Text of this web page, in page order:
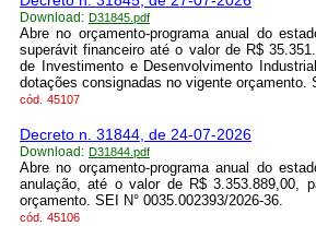
Download: D31845.pdf
Abre no orçamento-programa anual do
superávit financeiro até o valor de R$
de Investimento e Desenvolvimento
dotações consignadas no vigente orçamento.
cód. 45107
Decreto n. 31844, de 24-07-2026
Download: D31844.pdf
Abre no orçamento-programa anual do
anulação, até o valor de R$ 3.353.889,00,
orçamento. SEI N° 0035.002393/2026-36.
cód. 45106